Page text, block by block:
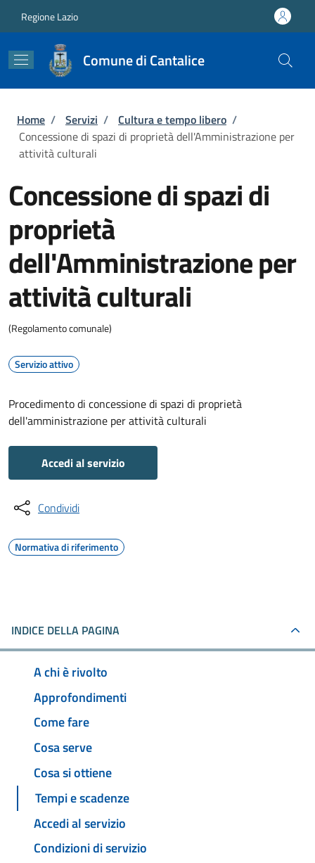
Regione Lazio
Comune di Cantalice
Briciole di pane
Home / Servizi / Cultura e tempo libero /
Concessione di spazi di proprietà dell'Amministrazione per
attività culturali
Concessione di spazi di
proprietà
dell'Amministrazione per
attività culturali
(Regolamento comunale)
Servizio attivo
Procedimento di concessione di spazi di proprietà
dell'amministrazione per attività culturali
Accedi al servizio
Condividi
Normativa di riferimento
INDICE DELLA PAGINA
A chi è rivolto
Approfondimenti
Come fare
Cosa serve
Cosa si ottiene
Tempi e scadenze
Accedi al servizio
Condizioni di servizio